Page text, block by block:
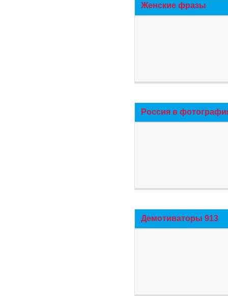
Женские фразы
Россия в
Демотиваторы 913